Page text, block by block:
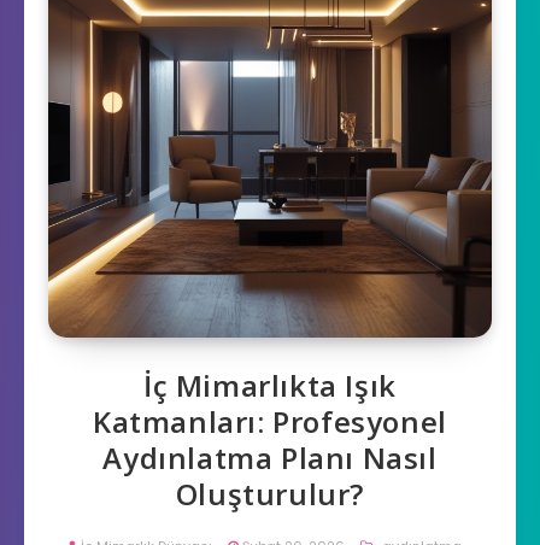
İç Mimarlıkta Işık
Katmanları: Profesyonel
Aydınlatma Planı Nasıl
Oluşturulur?